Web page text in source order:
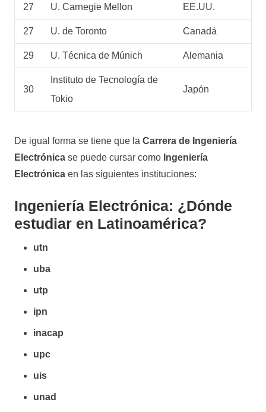
27 U. Carnegie Mellon EE.UU.
27 U. de Toronto Canadá
29 U. Técnica de Múnich Alemania
30
Instituto de Tecnología de
Tokio
Japón
De igual forma se tiene que la Carrera de Ingeniería
Electrónica se puede cursar como Ingeniería
Electrónica en las siguientes instituciones:
Ingeniería Electrónica: ¿Dónde
estudiar en Latinoamérica?
utn
uba
utp
ipn
inacap
upc
uis
unad